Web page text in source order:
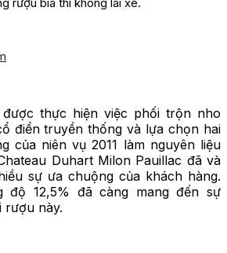
rượu bia thì không lái xe.
thực hiện việc phối trộn nho
điển truyền thống và lựa chọn hai
của niên vụ 2011 làm nguyên liệu
Duhart Milon Pauillac đã và
sự ưa chuộng của khách hàng.
độ 12,5% đã càng mang đến sự
rượu này.